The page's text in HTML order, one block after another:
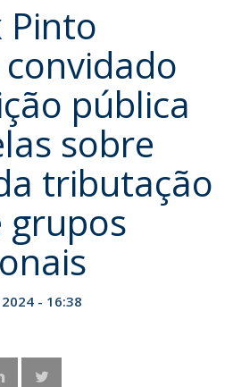
Pinto
pública
sobre
tributação
grupos
- 16:38